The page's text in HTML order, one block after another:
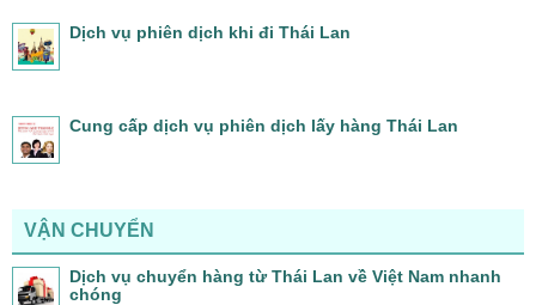
Dịch vụ phiên dịch khi đi Thái Lan
Cung cấp dịch vụ phiên dịch lấy hàng Thái Lan
VẬN CHUYỂN
Dịch vụ chuyển hàng từ Thái Lan về Việt Nam nhanh
chóng